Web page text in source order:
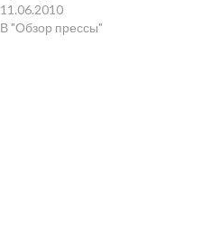
патриотически
настроенного
11.06.2010
В "Обзор прессы"